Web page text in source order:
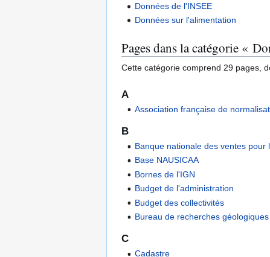
Données de l'INSEE
Données sur l'alimentation
Pages dans la catégorie «
Cette catégorie comprend 29 pages,
A
Association française de
B
Banque nationale des ventes pour
Base NAUSICAA
Bornes de l'IGN
Budget de l'administration
Budget des collectivités
Bureau de recherches
C
Cadastre